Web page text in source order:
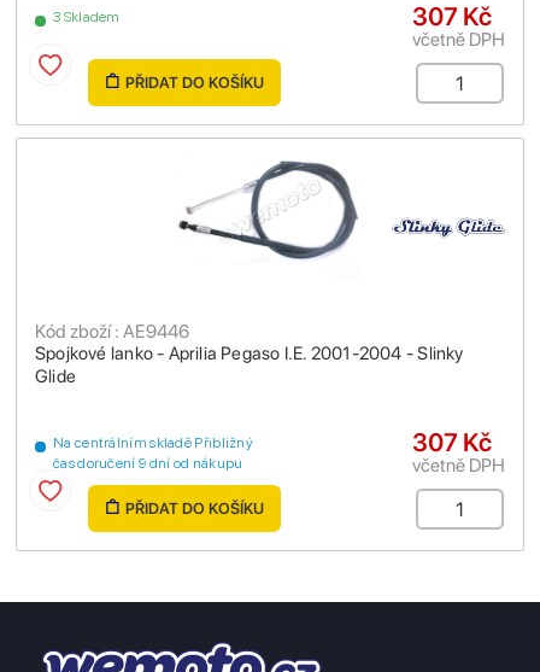
3 Skladem 307 Kč
včetně DPH
PŘIDAT DO KOŠÍKU
Spojkové lanko - Aprilia Pegaso I.E. 2001-2004 - Slinky
Glide
Kód zboží : AE9446
Na centrálním skladě Přibližný
čas doručení 9 dní od nákupu
307 Kč
včetně DPH
PŘIDAT DO KOŠÍKU